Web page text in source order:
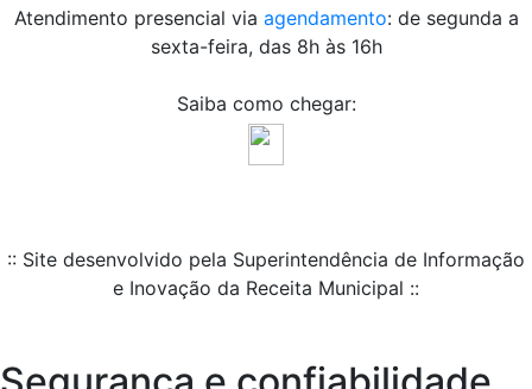
Atendimento presencial via agendamento: de segunda a
sexta-feira, das 8h às 16h
Saiba como chegar:
:: Site desenvolvido pela Superintendência de Informação
e Inovação da Receita Municipal ::